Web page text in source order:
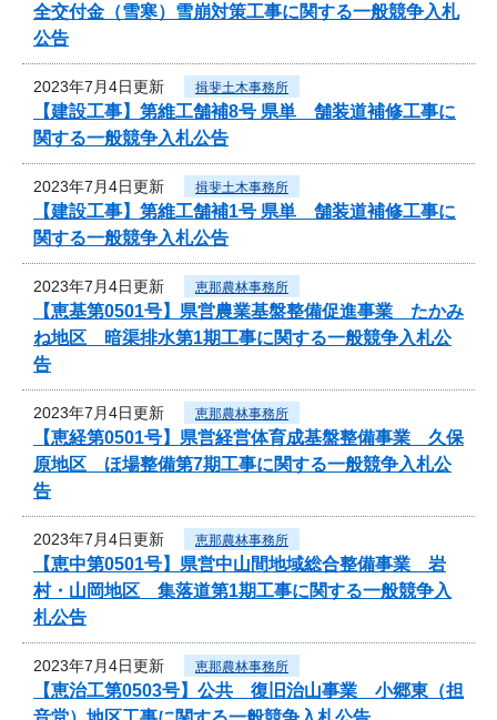
全交付金（雪寒）雪崩対策工事に関する一般競争入札
公告
2023年7月4日更新 揖斐土木事務所
【建設工事】第維工舗補8号 県単 舗装道補修工事に
関する一般競争入札公告
2023年7月4日更新 揖斐土木事務所
【建設工事】第維工舗補1号 県単 舗装道補修工事に
関する一般競争入札公告
2023年7月4日更新 恵那農林事務所
【恵基第0501号】県営農業基盤整備促進事業 たかみ
ね地区 暗渠排水第1期工事に関する一般競争入札公
告
2023年7月4日更新 恵那農林事務所
【恵経第0501号】県営経営体育成基盤整備事業 久保
原地区 ほ場整備第7期工事に関する一般競争入札公
告
2023年7月4日更新 恵那農林事務所
【恵中第0501号】県営中山間地域総合整備事業 岩
村・山岡地区 集落道第1期工事に関する一般競争入
札公告
2023年7月4日更新 恵那農林事務所
【恵治工第0503号】公共 復旧治山事業 小郷東（担